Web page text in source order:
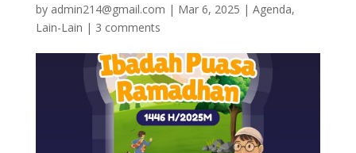
by admin214@gmail.com | Mar 6, 2025 | Agenda,
Lain-Lain | 3 comments